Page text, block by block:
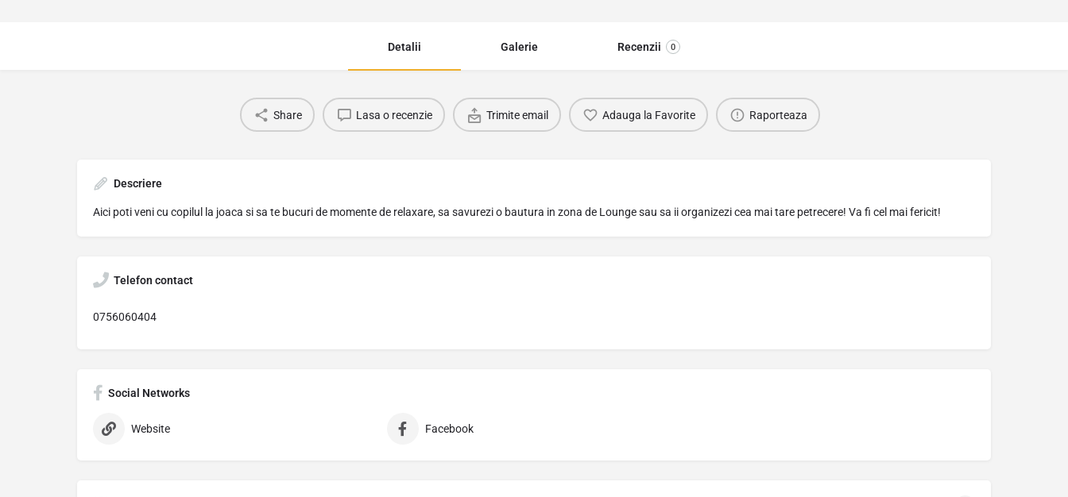
Detalii Galerie Recenzii 0
Share Lasa o recenzie Trimite email Adauga la Favorite Raporteaza
Descriere
Aici poti veni cu copilul la joaca si sa te bucuri de momente de relaxare, sa savurezi o bautura in zona de Lounge sau sa ii organizezi cea mai tare petrecere! Va fi cel mai fericit!
Telefon contact
0756060404
Social Networks
Website Facebook